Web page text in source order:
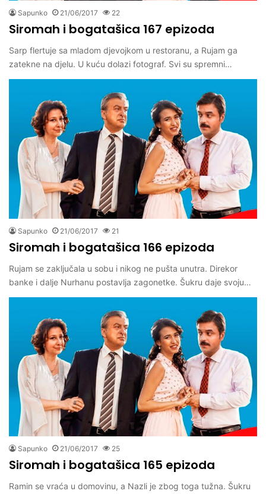
Sapunko 21/06/2017 22
Siromah i bogatašica 167 epizoda
Sarp flertuje sa mladom djevojkom u restoranu, a Rujam ga
zatekne na djelu. U kuću dolazi fotograf. Svi su spremni…
Sapunko 21/06/2017 21
Siromah i bogatašica 166 epizoda
Rujam se zaključala u sobu i nikog ne pušta unutra. Direkor
banke i dalje Nurhanu postavlja zagonetke. Šukru daje svoju…
Sapunko 21/06/2017 25
Siromah i bogatašica 165 epizoda
Ramin se vraća u domovinu, a Nazli je zbog toga tužna. Šukru